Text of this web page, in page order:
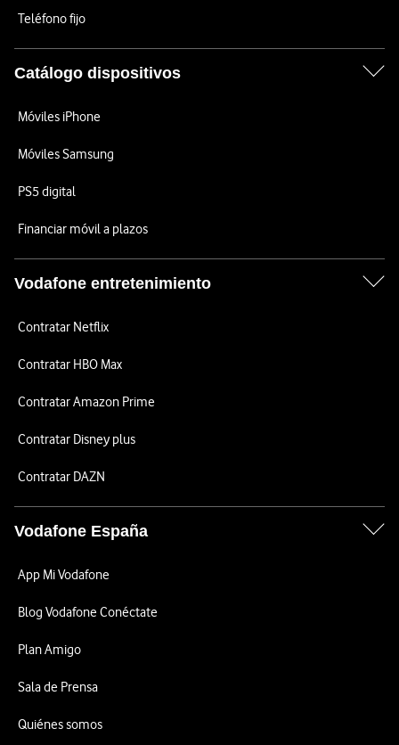
Teléfono fijo
Catálogo dispositivos
Móviles iPhone
Móviles Samsung
PS5 digital
Financiar móvil a plazos
Vodafone entretenimiento
Contratar Netflix
Contratar HBO Max
Contratar Amazon Prime
Contratar Disney plus
Contratar DAZN
Vodafone España
App Mi Vodafone
Blog Vodafone Conéctate
Plan Amigo
Sala de Prensa
Quiénes somos